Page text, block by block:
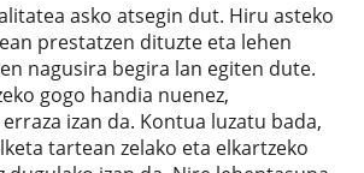
asko atsegin dut. Hiru asteko
prestatzen dituzte eta lehen
nagusira begira lan egiten dute.
gogo handia nuenez,
izan da. Kontua luzatu bada,
tartean zelako eta elkartzeko